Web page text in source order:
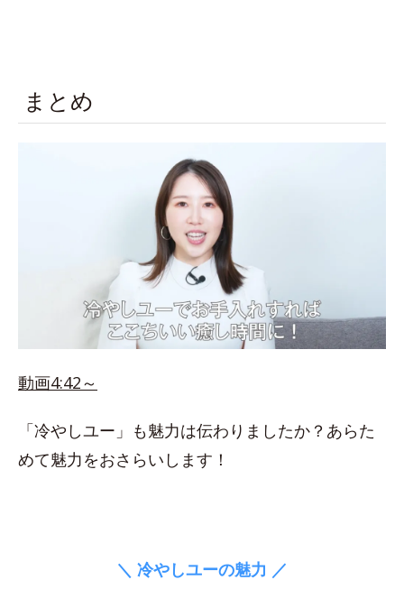
まとめ
動画4:42～
「冷やしユー」も魅力は伝わりましたか？あらた
めて魅力をおさらいします！
＼ 冷やしユーの魅力 ／